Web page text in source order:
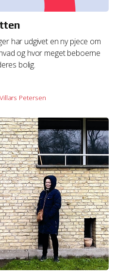
har udgivet en ny pjece om
og hvor meget beboerne
bolig.
Petersen